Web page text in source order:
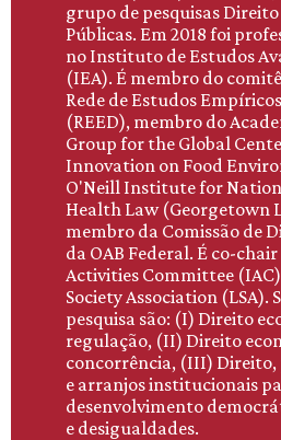
grupo de pesquisas
Públicas. Em 2018 foi
no Instituto de Estudos
(IEA). É membro do
Rede de Estudos
(REED), membro do
Group for the Global
Innovation on Food
O'Neill Institute for
Health Law (Georgetown
membro da Comissão de
da OAB Federal. É co-
Activities Committee
Society Association (LSA).
pesquisa são: (I) Direito
regulação, (II) Direito
concorrência, (III)
e arranjos institucionais
desenvolvimento
e desigualdades.